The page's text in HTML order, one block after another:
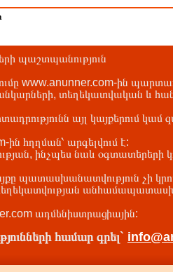
պաշտպանություն
www.anunner.com-ին
տեղեկատվական և
այլ կայքերում կամ
հղղման՝ արգելվում է:
ինչպես նաև օգտատերերի
պատասխանատվություն չի
ադմենիստրացիային:
համար գրել`